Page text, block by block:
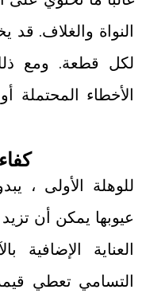
النواة والغلاف.
لكل قطعة. ومع
الأخطاء المحتملة
للوهلة الأولى ،
عيوبها يمكن أن
العناية
التسامي تعطي